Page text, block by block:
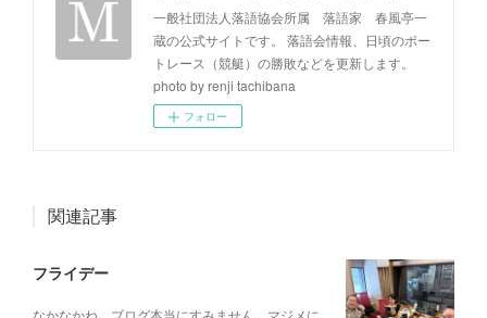
一般社団法人落語協会所属 落語家 春風亭一
蔵の公式サイトです。 落語会情報、日頃のボー
トレース（競艇）の勝敗などを更新します。
photo by renji tachibana
フォロー
関連記事
フライデー
なかなかね、ブログ本当にすみません。マジメに